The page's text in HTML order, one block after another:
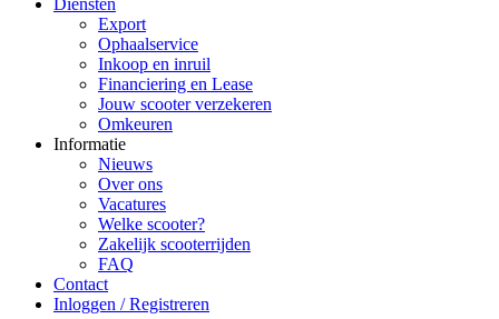
Export
Ophaalservice
Inkoop en inruil
Financiering en Lease
Jouw scooter verzekeren
Omkeuren
Informatie
Nieuws
Over ons
Vacatures
Welke scooter?
Zakelijk scooterrijden
FAQ
Contact
Inloggen / Registreren